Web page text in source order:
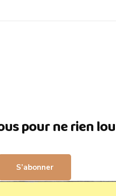
pour ne rien
S’abonner